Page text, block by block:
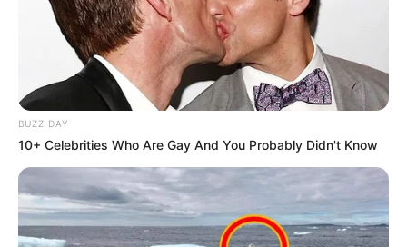
BUZZ DAY
10+ Celebrities Who Are Gay And You Probably Didn't Know